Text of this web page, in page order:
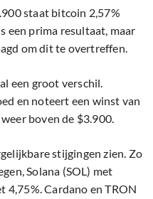
staat bitcoin 2,57%
een prima resultaat, maar
om dit te overtreffen.
een groot verschil.
en noteert een winst van
boven de $3.900.
stijgingen zien. Zo
Solana (SOL) met
4,75%. Cardano en TRON